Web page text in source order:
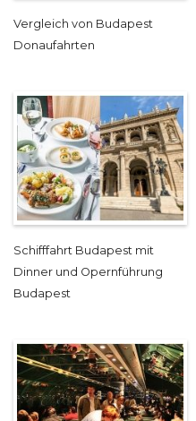
Vergleich von Budapest
Donaufahrten
Schifffahrt Budapest mit
Dinner und Opernführung
Budapest